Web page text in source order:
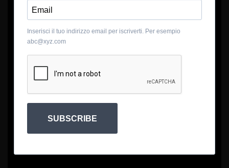
Inserisci il tuo indirizzo email per iscriverti. Per esempio
abc@xyz.com
SUBSCRIBE